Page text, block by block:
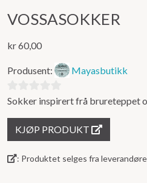
VOSSASOKKER
kr60,00
Produsent: Mayasbutikk
0
Sokker inspirert frå brureteppet
KJØP PRODUKT
: Produktet selges fra